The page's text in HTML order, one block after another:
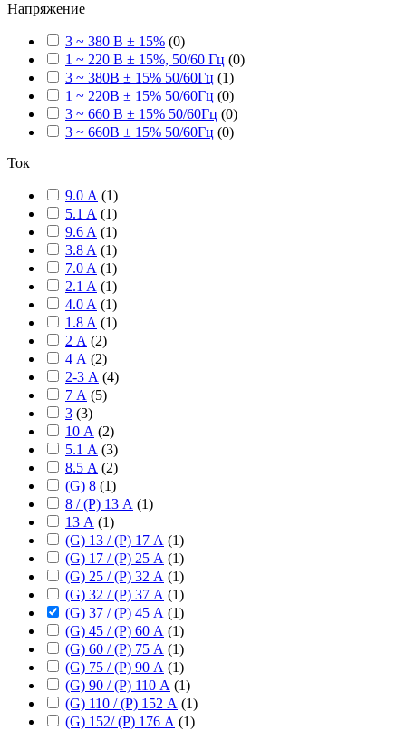
Напряжение
3 ~ 380 В ± 15% (0)
1 ~ 220 В ± 15%, 50/60 Гц (0)
3 ~ 380В ± 15% 50/60Гц (1)
1 ~ 220В ± 15% 50/60Гц (0)
3 ~ 660 В ± 15% 50/60Гц (0)
3 ~ 660В ± 15% 50/60Гц (0)
Ток
9.0 А (1)
5.1 A (1)
9.6 A (1)
3.8 A (1)
7.0 A (1)
2.1 A (1)
4.0 A (1)
1.8 A (1)
2 А (2)
4 А (2)
2-3 А (4)
7 А (5)
3 (3)
10 А (2)
5.1 А (3)
8.5 А (2)
(G) 8 (1)
8 / (P) 13 А (1)
13 А (1)
(G) 13 / (P) 17 А (1)
(G) 17 / (P) 25 А (1)
(G) 25 / (P) 32 А (1)
(G) 32 / (P) 37 А (1)
(G) 37 / (P) 45 А (1)
(G) 45 / (P) 60 А (1)
(G) 60 / (P) 75 А (1)
(G) 75 / (P) 90 А (1)
(G) 90 / (P) 110 А (1)
(G) 110 / (P) 152 А (1)
(G) 152/ (P) 176 А (1)